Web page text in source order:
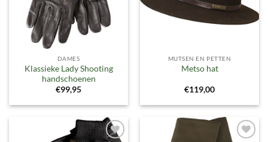
DAMES
Klassieke Lady Shooting
handschoenen
€99,95
MUTSEN EN PETTEN
Metso hat
€119,00